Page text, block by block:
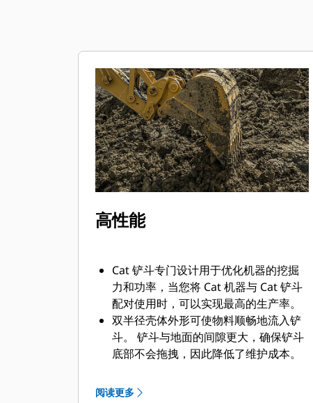
高性能
Cat 铲斗专门设计用于优化机器的挖掘
力和功率，当您将 Cat 机器与 Cat 铲斗
配对使用时，可以实现最高的生产率。
双半径壳体外形可使物料顺畅地流入铲
斗。 铲斗与地面的间隙更大，确保铲斗
底部不会拖拽，因此降低了维护成本。
可以快速铲挖物料，提高了机器的整体
阅读更多